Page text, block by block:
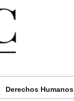
Derechos Humanos